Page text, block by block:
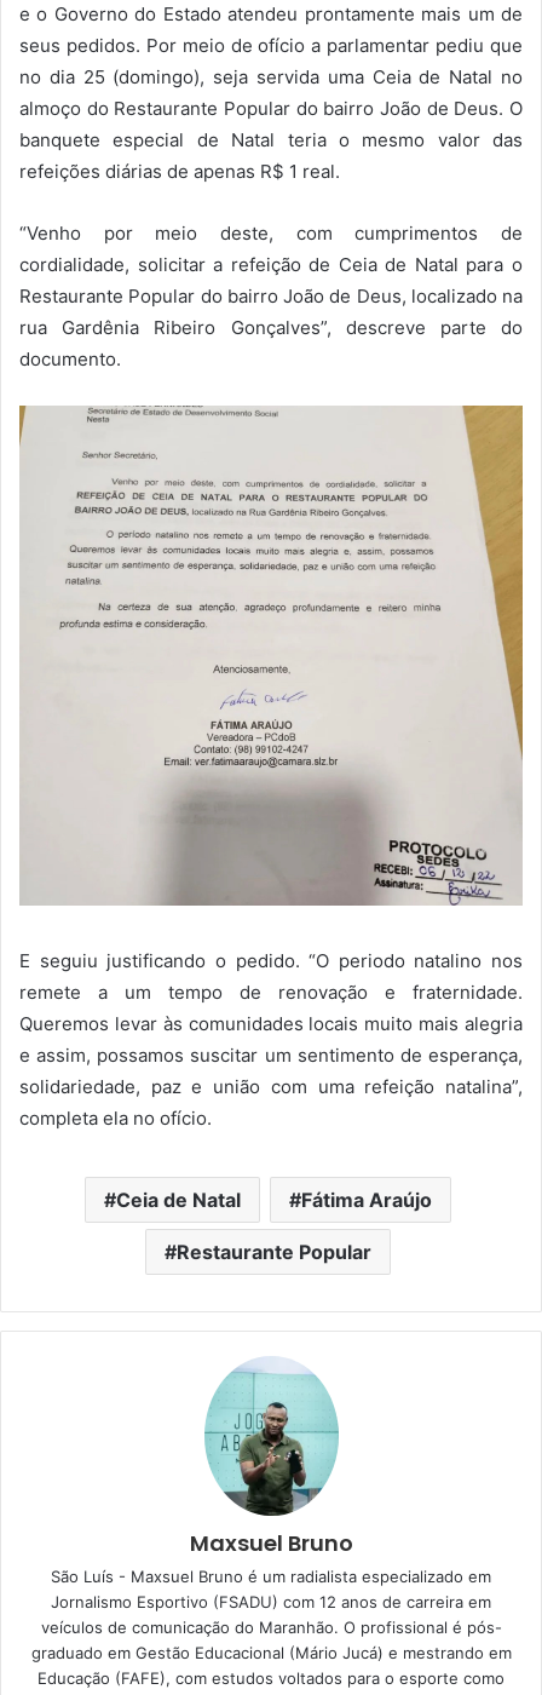
e o Governo do Estado atendeu prontamente mais um de
seus pedidos. Por meio de ofício a parlamentar pediu que
no dia 25 (domingo), seja servida uma Ceia de Natal no
almoço do Restaurante Popular do bairro João de Deus. O
banquete especial de Natal teria o mesmo valor das
refeições diárias de apenas R$ 1 real.
“Venho por meio deste, com cumprimentos de
cordialidade, solicitar a refeição de Ceia de Natal para o
Restaurante Popular do bairro João de Deus, localizado na
rua Gardênia Ribeiro Gonçalves”, descreve parte do
documento.
E seguiu justificando o pedido. “O periodo natalino nos
remete a um tempo de renovação e fraternidade.
Queremos levar às comunidades locais muito mais alegria
e assim, possamos suscitar um sentimento de esperança,
solidariedade, paz e união com uma refeição natalina”,
completa ela no ofício.
Ceia de Natal Fátima Araújo
Restaurante Popular
Maxsuel Bruno
São Luís - Maxsuel Bruno é um radialista especializado em
Jornalismo Esportivo (FSADU) com 12 anos de carreira em
veículos de comunicação do Maranhão. O profissional é pós-
graduado em Gestão Educacional (Mário Jucá) e mestrando em
Educação (FAFE), com estudos voltados para o esporte como